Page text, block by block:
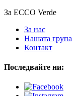
За ECCO Verde
За нас
Нашата група
Контакт
Последвайте ни: